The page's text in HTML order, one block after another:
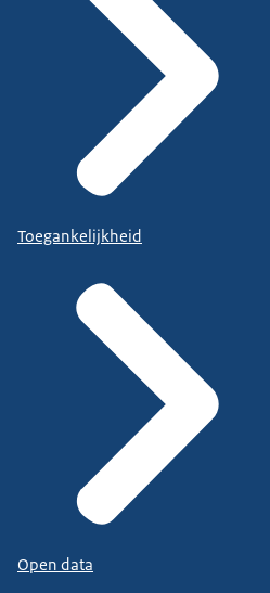
Toegankelijkheid
Open data